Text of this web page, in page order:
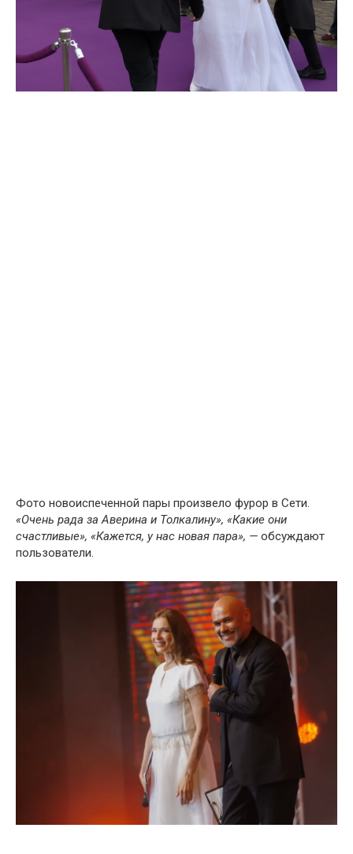
Фото новоиспеченной пары произвело фурор в Сети.
«Очень рада за Аверина и Толкалину», «Какие они
счастливые», «Кажется, у нас новая пара», — обсуждают
пользователи.